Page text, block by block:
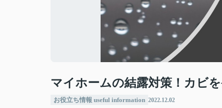
マイホームの結露対策！カビ
お役立ち情報 useful information 2022.12.02